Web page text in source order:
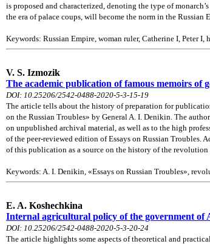
is proposed and characterized, denoting the type of
the era of palace coups, will become the norm in the Russian
Keywords: Russian Empire, woman ruler, Catherine I, Peter I,
V. S. Izmozik
The academic publication of famous memoirs of
DOI: 10.25206/2542-0488-2020-5-3-15-19
The article tells about the history of preparation for
on the Russian Troubles» by General A. I. Denikin. The
on unpublished archival material, as well as to the high
of the peer-reviewed edition of Essays on Russian Troubles.
of this publication as a source on the history of the revolution
Keywords: A. I. Denikin, «Essays on Russian Troubles»,
E. A. Koshechkina
Internal agricultural policy of the government of
DOI: 10.25206/2542-0488-2020-5-3-20-24
The article highlights some aspects of theoretical and